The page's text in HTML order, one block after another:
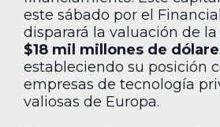
este sábado por el
disparará la valuación de
$18 mil millones de
estableciendo su posición
empresas de tecnología
valiosas de Europa.